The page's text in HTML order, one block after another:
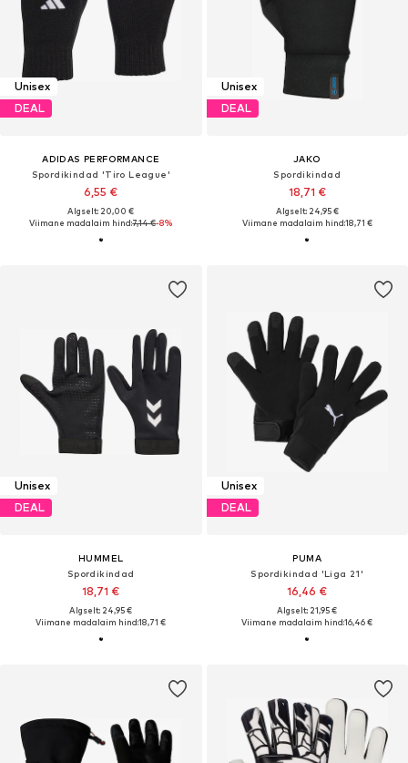
Unisex
DEAL
ADIDAS PERFORMANCE
Spordikindad 'Tiro League'
6,55 €
Algselt: 20,00 €
Viimane madalaim hind:7,14 €-8%
Unisex
DEAL
JAKO
Spordikindad
18,71 €
Algselt: 24,95 €
Viimane madalaim hind:18,71 €
Unisex
DEAL
HUMMEL
Spordikindad
18,71 €
Algselt: 24,95 €
Viimane madalaim hind:18,71 €
Unisex
DEAL
PUMA
Spordikindad 'Liga 21'
16,46 €
Algselt: 21,95 €
Viimane madalaim hind:16,46 €